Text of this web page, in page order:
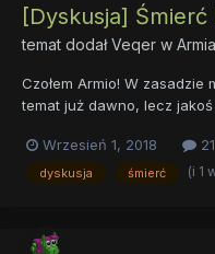
[Dyskusja] Śmierć
temat dodałVeqer w
Czołem Armio! W zasadzie
temat już dawno, lecz jakoś
czy również odnieśliście
niegodnie w serialu? Przez
Wrzesień 1, 2018
dyskusja śmierć (i 1